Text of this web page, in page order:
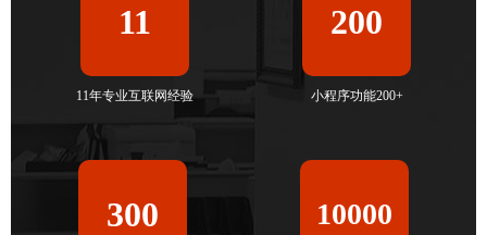
11
11年专业互联网经验
200
小程序功能200+
300 10000